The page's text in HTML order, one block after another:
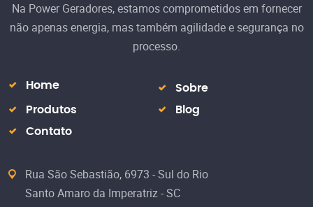
Na Power Geradores, estamos comprometidos em fornecer
não apenas energia, mas também agilidade e segurança no
processo.
Home
Sobre
Produtos
Blog
Contato
Rua São Sebastião, 6973 - Sul do Rio
Santo Amaro da Imperatriz - SC